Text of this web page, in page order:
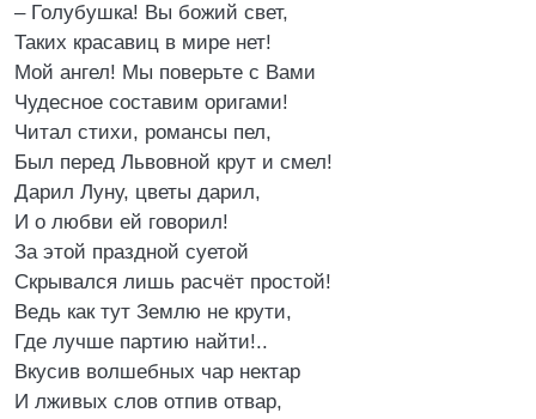
– Голубушка! Вы божий свет,
Таких красавиц в мире нет!
Мой ангел! Мы поверьте с Вами
Чудесное составим оригами!
Читал стихи, романсы пел,
Был перед Львовной крут и смел!
Дарил Луну, цветы дарил,
И о любви ей говорил!
За этой праздной суетой
Скрывался лишь расчёт простой!
Ведь как тут Землю не крути,
Где лучше партию найти!..
Вкусив волшебных чар нектар
И лживых слов отпив отвар,